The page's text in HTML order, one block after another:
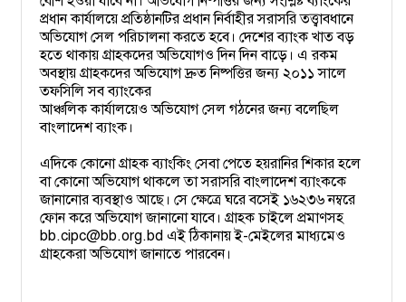
প্রধান কার্যালয়ে প্রতিষ্ঠানটির প্রধান নির্বাহীর সরাসরি তত্ত্বাবধানে
অভিযোগ সেল পরিচালনা করতে হবে। দেশের ব্যাংক খাত বড়
হতে থাকায় গ্রাহকদের অভিযোগও দিন দিন বাড়ে। এ রকম
অবস্থায় গ্রাহকদের অভিযোগ দ্রুত নিষ্পত্তির জন্য ২০১১ সালে
তফসিলি সব ব্যাংকের
আঞ্চলিক কার্যালয়েও অভিযোগ সেল গঠনের জন্য বলেছিল
বাংলাদেশ ব্যাংক।
এদিকে কোনো গ্রাহক ব্যাংকিং সেবা পেতে হয়রানির শিকার হলে
বা কোনো অভিযোগ থাকলে তা সরাসরি বাংলাদেশ ব্যাংককে
জানানোর ব্যবস্থাও আছে। সে ক্ষেত্রে ঘরে বসেই ১৬২৩৬ নম্বরে
ফোন করে অভিযোগ জানানো যাবে। গ্রাহক চাইলে প্রমাণসহ
bb.cipc@bb.org.bd এই ঠিকানায় ই-মেইলের মাধ্যমেও
গ্রাহকেরা অভিযোগ জানাতে পারবেন।